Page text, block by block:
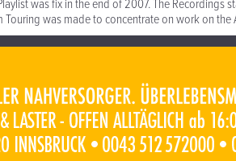
was fix in the end of 2007. The Recordings
was made to concentrate on work on the